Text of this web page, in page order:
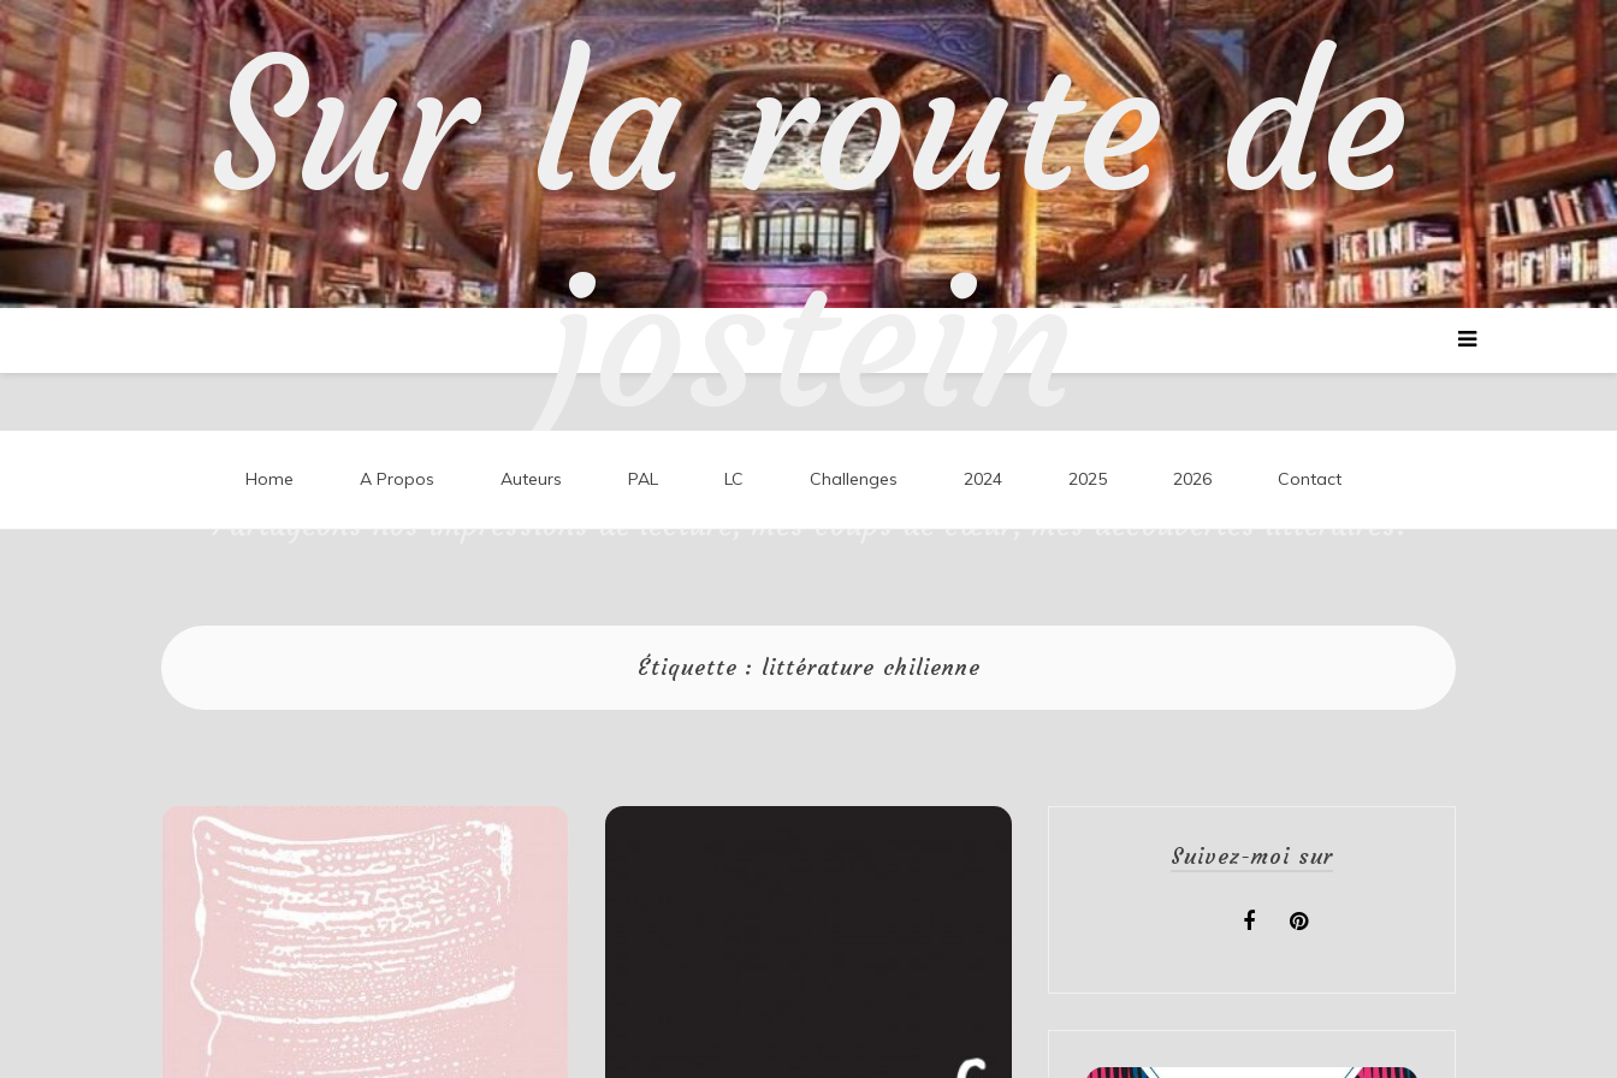
Skip
to
content
Sur la route de
jostein
Partageons nos impressions de lecture, mes coups de cœur, mes découvertes littéraires.
Home A Propos Auteurs PAL LC Challenges 2024 2025 2026 Contact
Étiquette : littérature chilienne
Suivez-moi sur